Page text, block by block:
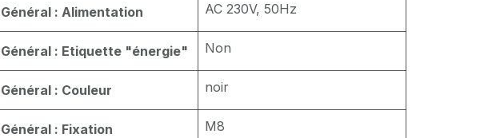
Général : Alimentation AC 230V, 50Hz
Général : Etiquette "énergie" Non
Général : Couleur noir
Général : Fixation M8